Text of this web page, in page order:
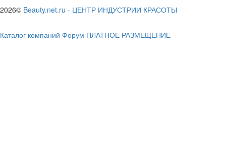
2026© Beauty.net.ru - ЦЕНТР ИНДУСТРИИ КРАСОТЫ
Каталог компаний Форум ПЛАТНОЕ РАЗМЕЩЕНИЕ